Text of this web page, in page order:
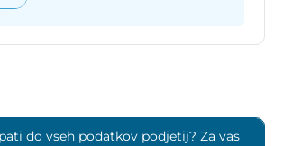
do vseh podatkov podjetij? Za vas